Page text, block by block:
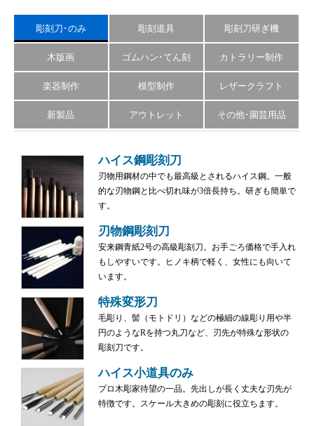
彫刻刀･のみ 彫刻道具 彫刻刀研ぎ機
木版画 ゴムハン･てん刻 カトラリー制作
楽器制作 模型制作 レザークラフト
新製品 アウトレット その他･園芸用品
ハイス鋼彫刻刀
刃物用鋼材の中でも最高級とされるハイス鋼。一般
的な刃物鋼と比べ切れ味が3倍長持ち。研ぎも簡単で
す。
刃物鋼彫刻刀
安来鋼青紙2号の高級彫刻刀。お手ごろ価格で手入れ
もしやすいです。ヒノキ柄で軽く、女性にも向いて
います。
特殊変形刀
毛彫り、髻（モトドリ）などの極細の線彫り用や半
円のようなRを持つ丸刀など、刃先が特殊な形状の
彫刻刀です。
ハイス小道具のみ
プロ木彫家待望の一品。先出しが長く丈夫な刃先が
特徴です。スケール大きめの彫刻に役立ちます。